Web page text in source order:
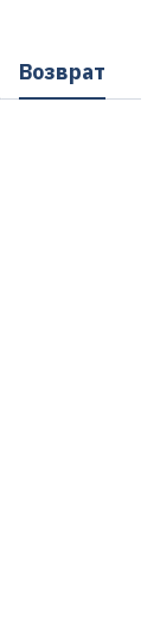
Возврат